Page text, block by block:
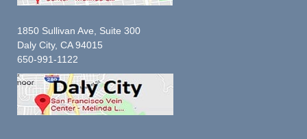
1850 Sullivan Ave, Suite 300
Daly City, CA 94015
650-991-1122